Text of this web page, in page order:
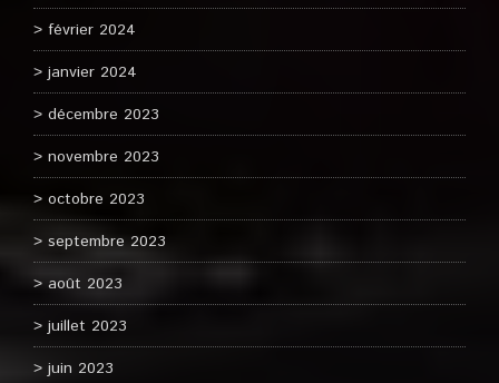
février 2024
janvier 2024
décembre 2023
novembre 2023
octobre 2023
septembre 2023
août 2023
juillet 2023
juin 2023